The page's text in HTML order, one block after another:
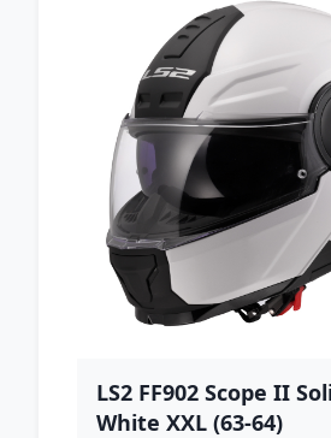
LS2 FF902 Scope II
White XXL (63-64)